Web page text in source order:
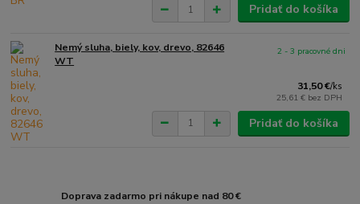
Pridať do košíka
Nemý sluha, biely, kov, drevo, 82646
WT
31,50 €/ks
25,61 € bez DPH
2 - 3 pracovné dni
Pridať do košíka
Doprava zadarmo pri nákupe nad 80 €